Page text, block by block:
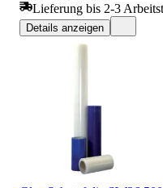
Lieferung bis 2-3
Details anzeigen